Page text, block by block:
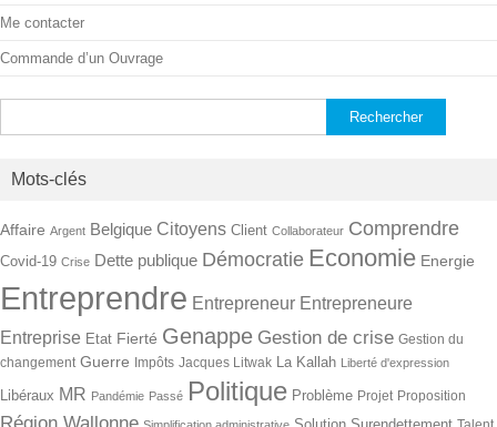
Me contacter
Commande d’un Ouvrage
Mots-clés
Affaire Argent Belgique Citoyens Client Collaborateur Comprendre
Covid-19 Crise Dette publique Démocratie Economie Energie
Entreprendre Entrepreneur Entrepreneure
Entreprise Etat Fierté Genappe Gestion de crise Gestion du
changement Guerre Impôts Jacques Litwak La Kallah Liberté d'expression
Libéraux MR Pandémie Passé Politique Problème Projet Proposition